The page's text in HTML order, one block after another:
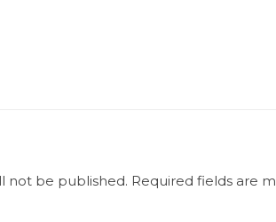
not be published. Required fields are